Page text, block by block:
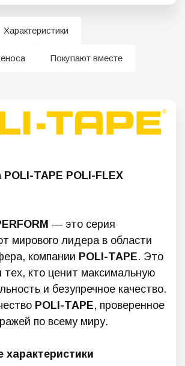
Характеристики
Покупают вместе
POLI-TAPE POLI-FLEX
— это серия
мирового лидера в области
компании POLI-TAPE. Это
кто ценит максимальную
и безупречное качество.
POLI-TAPE, проверенное
по всему миру.
характеристики